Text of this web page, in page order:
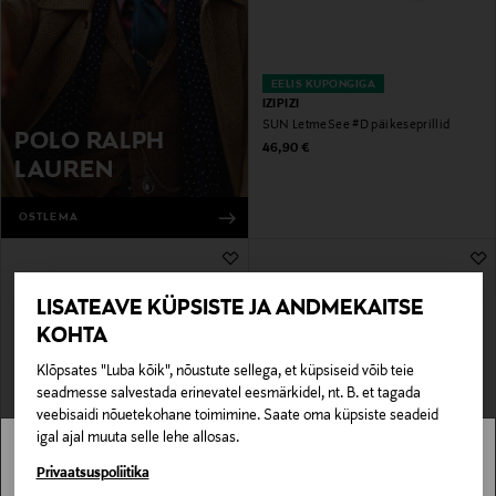
LISATEAVE KÜPSISTE JA ANDMEKAITSE
KOHTA
Klõpsates "Luba kõik", nõustute sellega, et küpsiseid võib teie
seadmesse salvestada erinevatel eesmärkidel, nt. B. et tagada
veebisaidi nõuetekohane toimimine. Saate oma küpsiste seadeid
igal ajal muuta selle lehe allosas.
Privaatsuspoliitika
POLO RALPH
LAUREN
OSTLEMA
EELIS KUPONGIGA
IZIPIZI
SUN LetmeSee #D päikeseprillid
Original Price
46,90 €
A+MORE
Stockmann pole Sinu riigis saadaval.